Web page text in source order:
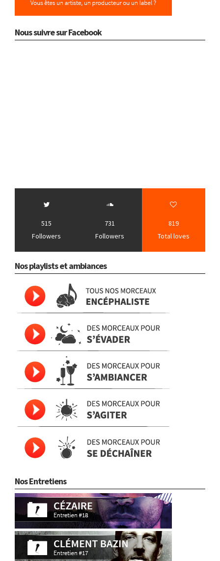
Nous suivre sur Facebook
515
Followers
731
Followers
819
Total loves
Nos playlists et ambiances
Nos Entretiens